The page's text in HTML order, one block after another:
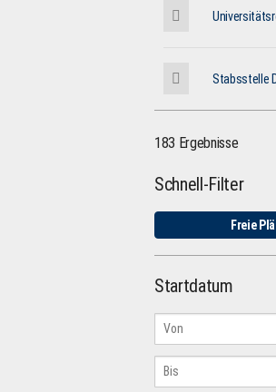
Stabsstelle
183 Ergebnisse
Schnell-Filter
Freie
Startdatum